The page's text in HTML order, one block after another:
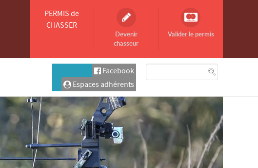
PERMIS de
CHASSER
Devenir
chasseur
Valider le permis
Facebook
Espaces adhérents